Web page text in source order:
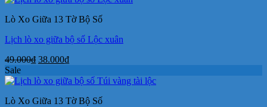
Lò Xo Giữa 13 Tờ Bộ Số
Lịch lò xo giữa bộ số Lộc xuân
49.000₫ Giá
là:
38.000₫Giá
tại
38.000₫.
Sale
Lò Xo Giữa 13 Tờ Bộ Số